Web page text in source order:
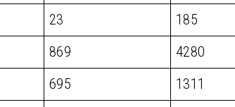
23 185
869 4280
695 1311